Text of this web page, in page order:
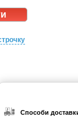
Способи